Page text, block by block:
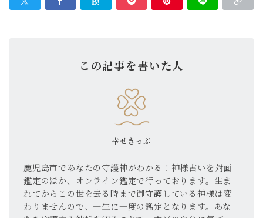
この記事を書いた人
幸せきっぷ
鹿児島市であなたの守護神がわかる！神様占いを対面
鑑定のほか、オンライン鑑定で行っております。生ま
れてからこの世を去る時まで御守護している神様は変
わりませんので、一生に一度の鑑定となります。あな